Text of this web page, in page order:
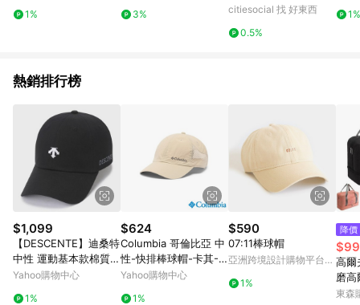
1%
3%
citiesocial 找 好東西
0.5%
1%
熱銷排行榜
$1,099
【DESCENTE】迪桑特
中性 運動基本款棉質運
動帽 棒球帽(黑色/白
Yahoo購物中心
1%
$624
Columbia 哥倫比亞 中
性-快排棒球帽-卡其-U
CU39350KI/JS
Yahoo購物中心
1%
$590
07:11棒球帽
亞洲跨境設計購物平台
1%
降價
高爾
磨高
尼龍
東森